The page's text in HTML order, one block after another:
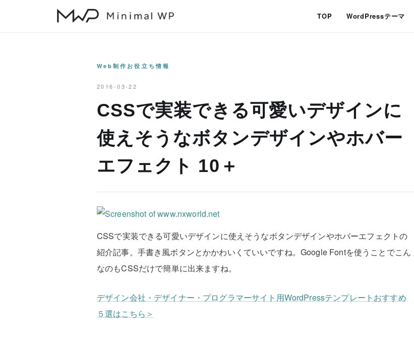
TOP WordPressテーマ
Web制作お役立ち情報
2016-03-22
CSSで実装できる可愛いデザインに
使えそうなボタンデザインやホバー
エフェクト 10＋
CSSで実装できる可愛いデザインに使えそうなボタンデザインやホバーエフェクトの
紹介記事。手書き風ボタンとかかわいくていいですね。Google Fontを使うことでこん
なのもCSSだけで簡単に出来ますね。
デザイン会社・デザイナー・プログラマーサイト用WordPressテンプレートおすすめ
５選はこちら＞